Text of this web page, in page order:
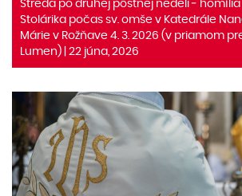
Streda po druhej pôstnej nedeli ‒ homília
Stolárika počas sv. omše v Katedrále
Márie v Rožňave 4. 3. 2026 (v priamom
Lumen) | 22 júna, 2026